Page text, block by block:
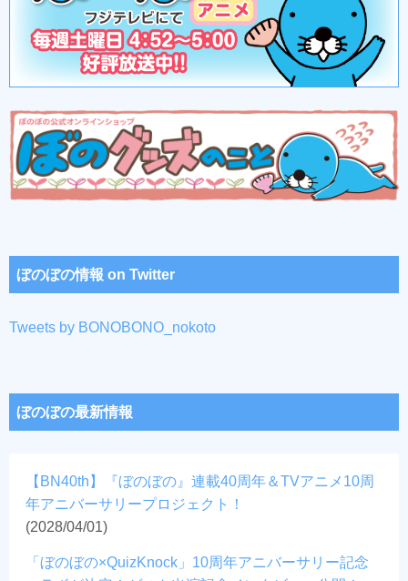
ぼのぼの情報 on Twitter
Tweets by BONOBONO_nokoto
ぼのぼの最新情報
【BN40th】『ぼのぼの』連載40周年＆TVアニメ10周
年アニバーサリープロジェクト！
(2028/04/01)
「ぼのぼの×QuizKnock」10周年アニバーサリー記念